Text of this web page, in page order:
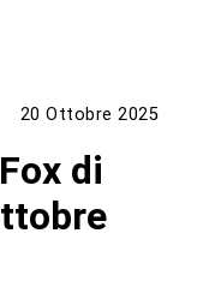
20 Ottobre 2025
di